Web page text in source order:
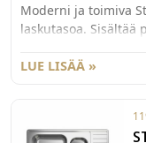
Moderni ja toimiva
laskutasoa.
Altaiden syvyydet
LUE LISÄÄ »